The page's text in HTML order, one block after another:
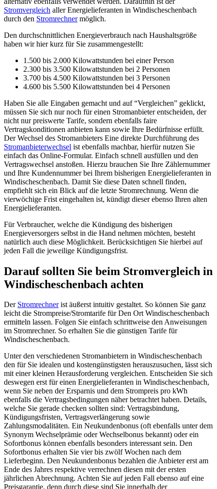
Stromvergleich aller Energielieferanten in Windischeschenbach
durch den Stromrechnermöglich.
Den durchschnittlichen Energieverbrauch nach Haushaltsgröße
haben wir hier kurz für Sie zusammengestellt:
1.500 bis 2.000 Kilowattstunden bei einer Person
2.300 bis 3.500 Kilowattstunden bei 2 Personen
3.700 bis 4.500 Kilowattstunden bei 3 Personen
4.600 bis 5.500 Kilowattstunden bei 4 Personen
Haben Sie alle Eingaben gemacht und auf “Vergleichen” geklickt,
müssen Sie sich nur noch für einen Stromanbieter entscheiden, der
nicht nur preiswerte Tarife, sondern ebenfalls faire
Vertragskonditionen anbieten kann sowie Ihre Bedürfnisse erfüllt.
Der Wechsel des Stromanbieters Eine direkte Durchführung des
Stromanbieterwechsel ist ebenfalls machbar, hierfür nutzen Sie
einfach das Online-Formular. Einfach schnell ausfüllen und den
Vertragswechsel anstoßen. Hierzu brauchen Sie Ihre Zählernummer
und Ihre Kundennummer bei Ihrem bisherigen Energielieferanten in
Windischeschenbach. Damit Sie diese Daten schnell finden,
empfiehlt sich ein Blick auf die letzte Stromrechnung. Wenn die
vierwöchige Frist eingehalten ist, kündigt dieser ebenso Ihren alten
Energielieferanten.
Für Verbraucher, welche die Kündigung des bisherigen
Energieversorgers selbst in die Hand nehmen möchten, besteht
natürlich auch diese Möglichkeit. Berücksichtigen Sie hierbei auf
jeden Fall die jeweilige Kündigungsfrist.
Darauf sollten Sie beim Stromvergleich in
Windischeschenbach achten
Der Stromrechnerist äußerst intuitiv gestaltet. So können Sie ganz
leicht die Strompreise/Stromtarife für Den Ort Windischeschenbach
ermitteln lassen. Folgen Sie einfach schrittweise den Anweisungen
im Stromrechner. So erhalten Sie die günstigen Tarife für
Windischeschenbach.
Unter den verschiedenen Stromanbietern in Windischeschenbach
den für Sie idealen und kostengünstigsten herauszusuchen, lässt sich
mit einer kleinen Herausforderung vergleichen. Entscheiden Sie sich
deswegen erst für einen Energielieferanten in Windischeschenbach,
wenn Sie neben der Ersparnis und dem Strompreis pro kWh
ebenfalls die Vertragsbedingungen näher betrachtet haben. Details,
welche Sie gerade checken sollten sind: Vertragsbindung,
Kündigungsfristen, Vertragsverlängerung sowie
Zahlungsmodalitäten. Ein Neukundenbonus (oft ebenfalls unter dem
Synonym Wechselprämie oder Wechselbonus bekannt) oder ein
Sofortbonus können ebenfalls besonders interessant sein. Den
Sofortbonus erhalten Sie vier bis zwölf Wochen nach dem
Lieferbeginn. Den Neukundenbonus bezahlen die Anbieter erst am
Ende des Jahres respektive verrechnen diesen mit der ersten
jährlichen Abrechnung. Achten Sie auf jeden Fall ebenso auf eine
Preisgarantie, denn durch diese sind Sie innerhalb der